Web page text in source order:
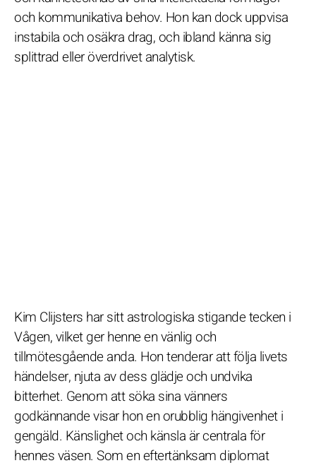
och kommunikativa behov. Hon kan dock uppvisa
instabila och osäkra drag, och ibland känna sig
splittrad eller överdrivet analytisk.
Kim Clijsters har sitt astrologiska stigande tecken i
Vågen, vilket ger henne en vänlig och
tillmötesgående anda. Hon tenderar att följa livets
händelser, njuta av dess glädje och undvika
bitterhet. Genom att söka sina vänners
godkännande visar hon en orubblig hängivenhet i
gengäld. Känslighet och känsla är centrala för
hennes väsen. Som en eftertänksam diplomat